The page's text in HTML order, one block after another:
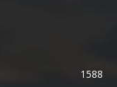
1588